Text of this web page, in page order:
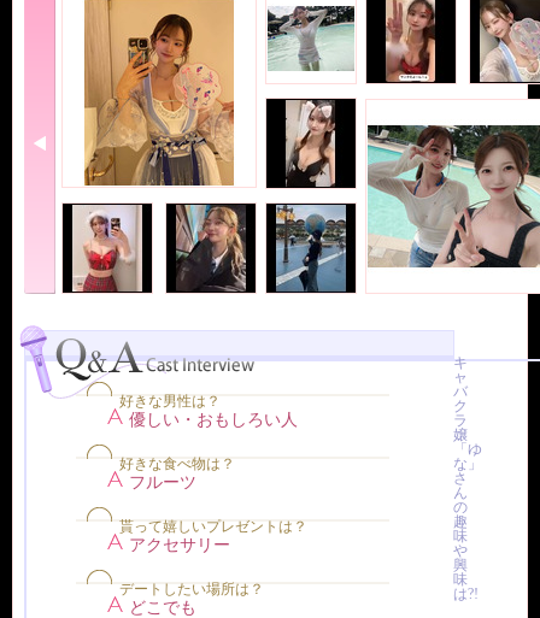
キ
ャ
バ
ク
ラ
嬢
「ゆ
な」
さ
ん
の
趣
味
や
興
味
は?!
好きな男性は？
優しい・おもしろい人
好きな食べ物は？
フルーツ
貰って嬉しいプレゼントは？
アクセサリー
デートしたい場所は？
どこでも